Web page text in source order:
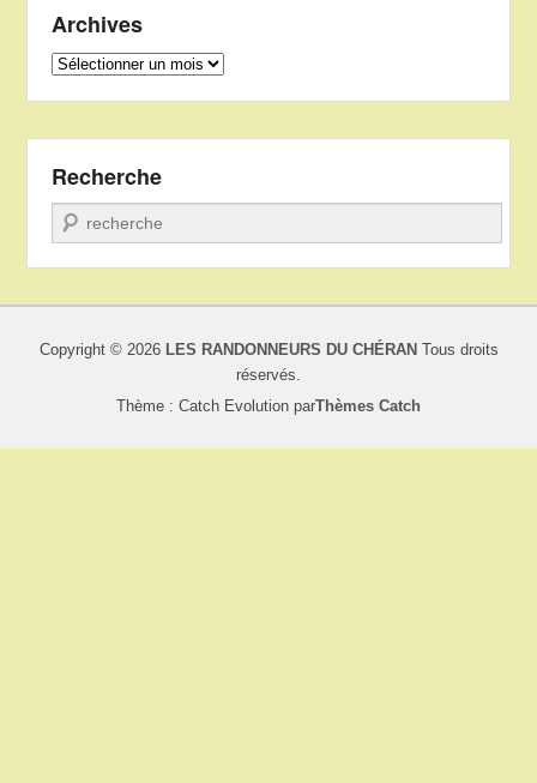
Archives
Archives
Recherche
Recherche
Copyright © 2026 LES RANDONNEURS DU CHÉRANTous droits
réservés.
Thème : Catch Evolution parThèmes Catch